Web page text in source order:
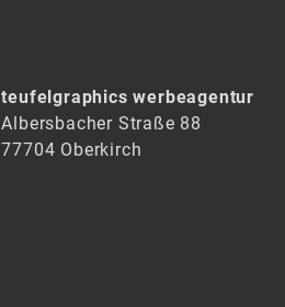
teufelgraphics werbeagentur
Albersbacher Straße 88
77704 Oberkirch